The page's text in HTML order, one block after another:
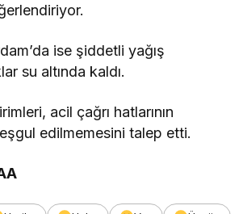
ise şiddetli yağış
su altında kaldı.
acil çağrı hatlarının
edilmemesini talep etti.